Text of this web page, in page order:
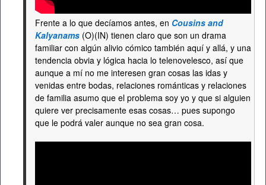
Frente a lo que decíamos antes, en Cousins and
Kalyanams (O)(IN) tienen claro que son un drama
familiar con algún alivio cómico también aquí y allá, y una
tendencia obvia y lógica hacia lo telenovelesco, así que
aunque a mí no me interesen gran cosas las idas y
venidas entre bodas, relaciones románticas y relaciones
de familia asumo que el problema soy yo y que si alguien
quiere ver precisamente esas cosas… pues supongo
que le podrá valer aunque no sea gran cosa.